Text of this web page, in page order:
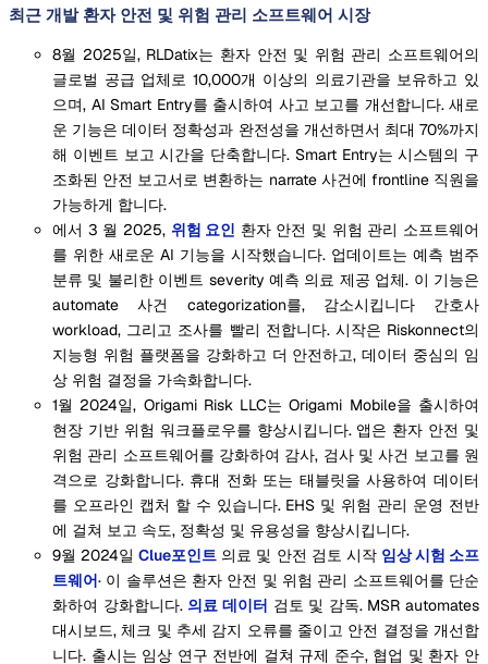
최근 개발 환자 안전 및 위험 관리 소프트웨어 시장
8월 2025일, RLDatix는 환자 안전 및 위험 관리 소프트웨어의
글로벌 공급 업체로 10,000개 이상의 의료기관을 보유하고 있
으며, AI Smart Entry를 출시하여 사고 보고를 개선합니다. 새로
운 기능은 데이터 정확성과 완전성을 개선하면서 최대 70%까지
해 이벤트 보고 시간을 단축합니다. Smart Entry는 시스템의 구
조화된 안전 보고서로 변환하는 narrate 사건에 frontline 직원을
가능하게 합니다.
에서 3 월 2025, 위험 요인 환자 안전 및 위험 관리 소프트웨어
를 위한 새로운 AI 기능을 시작했습니다. 업데이트는 예측 범주
분류 및 불리한 이벤트 severity 예측 의료 제공 업체. 이 기능은
automate 사건 categorization를, 감소시킵니다 간호사
workload, 그리고 조사를 빨리 전합니다. 시작은 Riskonnect의
지능형 위험 플랫폼을 강화하고 더 안전하고, 데이터 중심의 임
상 위험 결정을 가속화합니다.
1월 2024일, Origami Risk LLC는 Origami Mobile을 출시하여
현장 기반 위험 워크플로우를 향상시킵니다. 앱은 환자 안전 및
위험 관리 소프트웨어를 강화하여 감사, 검사 및 사건 보고를 원
격으로 강화합니다. 휴대 전화 또는 태블릿을 사용하여 데이터
를 오프라인 캡처 할 수 있습니다. EHS 및 위험 관리 운영 전반
에 걸쳐 보고 속도, 정확성 및 유용성을 향상시킵니다.
9월 2024일Clue포인트 의료 및 안전 검토 시작 임상 시험 소프
트웨어· 이 솔루션은 환자 안전 및 위험 관리 소프트웨어를 단순
화하여 강화합니다. 의료 데이터 검토 및 감독. MSR automates
대시보드, 체크 및 추세 감지 오류를 줄이고 안전 결정을 개선합
니다. 출시는 임상 연구 전반에 걸쳐 규제 준수, 협업 및 환자 안